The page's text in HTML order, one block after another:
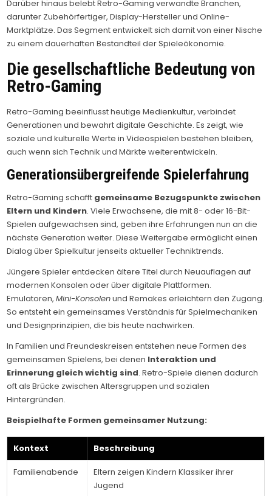
Darüber hinaus belebt Retro-Gaming verwandte Branchen,
darunter Zubehörfertiger, Display-Hersteller und Online-
Marktplätze. Das Segment entwickelt sich damit von einer Nische
zu einem dauerhaften Bestandteil der Spieleökonomie.
Die gesellschaftliche Bedeutung von
Retro-Gaming
Retro-Gaming beeinflusst heutige Medienkultur, verbindet
Generationen und bewahrt digitale Geschichte. Es zeigt, wie
soziale und kulturelle Werte in Videospielen bestehen bleiben,
auch wenn sich Technik und Märkte weiterentwickeln.
Generationsübergreifende Spielerfahrung
Retro-Gaming schafft gemeinsame Bezugspunkte zwischen
Eltern und Kindern. Viele Erwachsene, die mit 8- oder 16-Bit-
Spielen aufgewachsen sind, geben ihre Erfahrungen nun an die
nächste Generation weiter. Diese Weitergabe ermöglicht einen
Dialog über Spielkultur jenseits aktueller Techniktrends.
Jüngere Spieler entdecken ältere Titel durch Neuauflagen auf
modernen Konsolen oder über digitale Plattformen.
Emulatoren,Mini-Konsolenund Remakes erleichtern den Zugang.
So entsteht ein gemeinsames Verständnis für Spielmechaniken
und Designprinzipien, die bis heute nachwirken.
In Familien und Freundeskreisen entstehen neue Formen des
gemeinsamen Spielens, bei denen Interaktion und
Erinnerung gleich wichtig sind. Retro-Spiele dienen dadurch
oft als Brücke zwischen Altersgruppen und sozialen
Hintergründen.
Beispielhafte Formen gemeinsamer Nutzung:
Kontext Beschreibung
Familienabende
Eltern zeigen Kindern Klassiker ihrer
Jugend